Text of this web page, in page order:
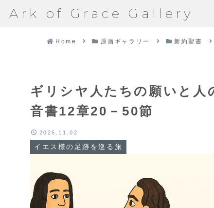
Ark of Grace Gallery
Home 原画ギャラリー 新約聖書
ギリシヤ人たちの願いと人
音書12章20－50節
イエス様の足跡を巡る旅
2025.11.02